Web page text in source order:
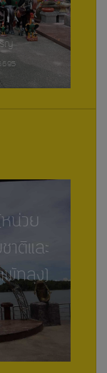
)
ริญ
น่วย
ติและ
พัทลุง)